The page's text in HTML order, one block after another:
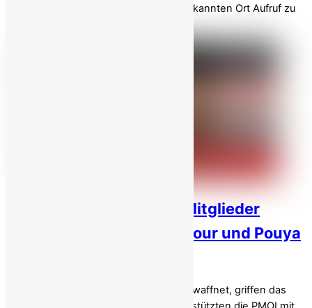
politischen Gefangenen an einen unbekannten Ort Aufruf zu
Iran: Zwei weitere MEK-Mitglieder
hingerichtet – Babak Alipour und Pouya
Die Justiz des Regimes : „Sie waren bewaffnet, griffen das